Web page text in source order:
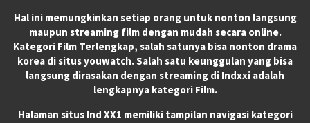
Hal ini memungkinkan setiap orang untuk nonton langsung
maupun streaming film dengan mudah secara online.
Kategori Film Terlengkap, salah satunya bisa nonton drama
korea di situs youwatch. Salah satu keunggulan yang bisa
langsung dirasakan dengan streaming di Indxxi adalah
lengkapnya kategori Film.
Halaman situs Ind XX1 memiliki tampilan navigasi kategori